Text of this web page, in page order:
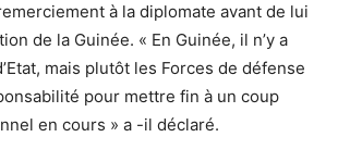
à la diplomate avant de lui
de la Guinée. « En Guinée, il n’y a
mais plutôt les Forces de défense
pour mettre fin à un coup
en cours » a -il déclaré.